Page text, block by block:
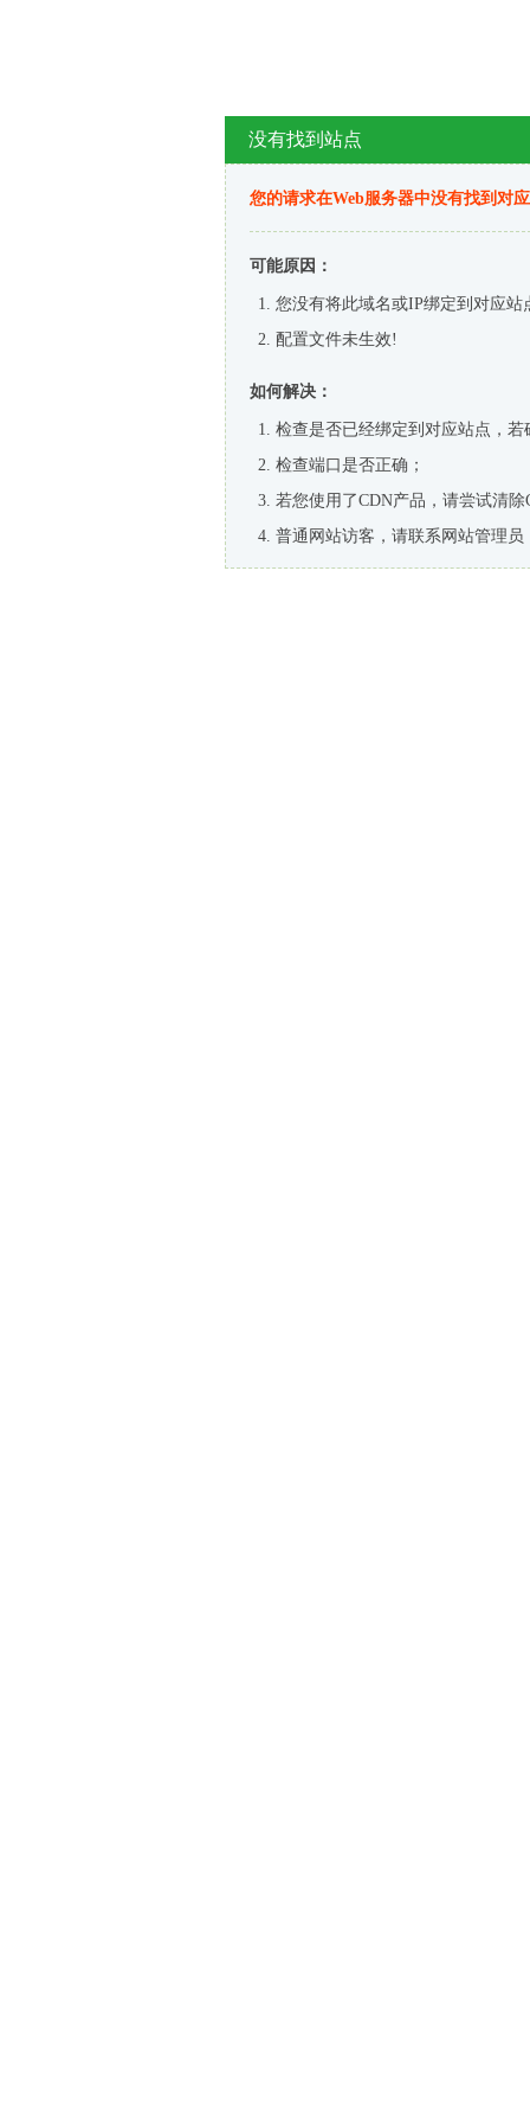
没有找到站点
您的请求在Web服务器中没有找到对
可能原因：
您没有将此域名或IP绑定到对应站
配置文件未生效!
如何解决：
检查是否已经绑定到对应站点，
检查端口是否正确；
若您使用了CDN产品，请尝试清除
普通网站访客，请联系网站管理员